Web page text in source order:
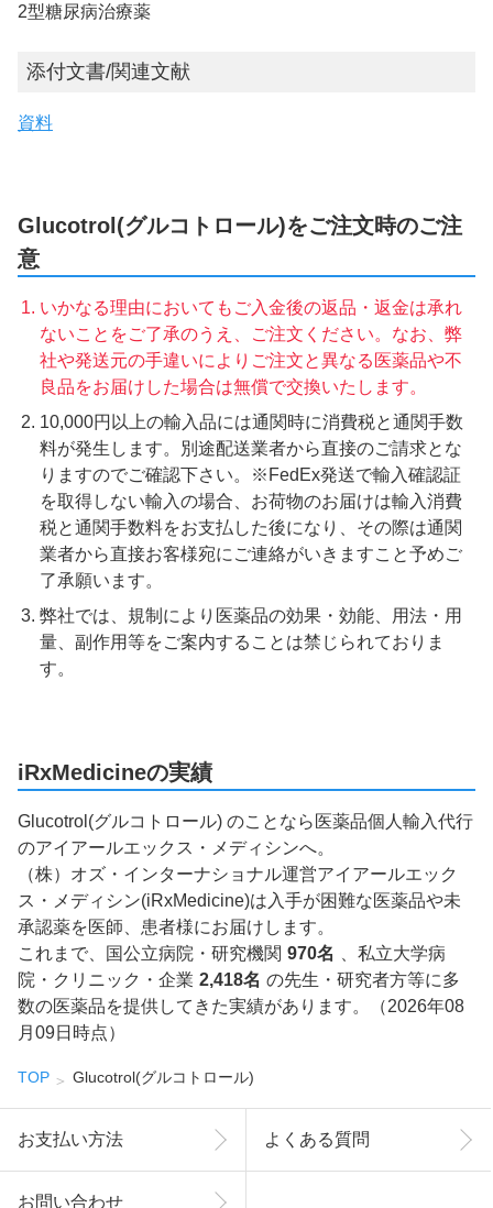
2型糖尿病治療薬
添付文書/関連文献
資料
Glucotrol(グルコトロール)をご注文時のご注
意
いかなる理由においてもご入金後の返品・返金は承れ
ないことをご了承のうえ、ご注文ください。なお、弊
社や発送元の手違いによりご注文と異なる医薬品や不
良品をお届けした場合は無償で交換いたします。
10,000円以上の輸入品には通関時に消費税と通関手数
料が発生します。別途配送業者から直接のご請求とな
りますのでご確認下さい。※FedEx発送で輸入確認証
を取得しない輸入の場合、お荷物のお届けは輸入消費
税と通関手数料をお支払した後になり、その際は通関
業者から直接お客様宛にご連絡がいきますこと予めご
了承願います。
弊社では、規制により医薬品の効果・効能、用法・用
量、副作用等をご案内することは禁じられておりま
す。
iRxMedicineの実績
Glucotrol(グルコトロール) のことなら医薬品個人輸入代行
のアイアールエックス・メディシンへ。
（株）オズ・インターナショナル運営アイアールエック
ス・メディシン(iRxMedicine)は入手が困難な医薬品や未
承認薬を医師、患者様にお届けします。
これまで、国公立病院・研究機関 970名
、私立大学病
院・クリニック・企業 2,418名 の先生・研究者方等に多
数の医薬品を提供してきた実績があります。（2026年08
月09日時点）
TOP Glucotrol(グルコトロール)
お支払い方法 よくある質問
お問い合わせ